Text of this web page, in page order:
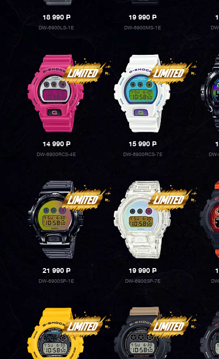
18 990P
DW-6900LS-1E
19 990P
DW-6900MS-1E
14 990P
DW-6900RCS-4E
15 990P
DW-6900RCS-7E
21 990P
DW-6900SP-1E
19 990P
DW-6900SP-7E